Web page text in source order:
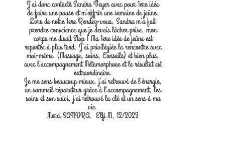
J’ai donc contacté Sandra Veyer avec pour 1ere idée
de faire une pause et m’offrir une semaine de jeûne.
Lors de notre 1ere Rendez-vous, Sandra m’a fait
prendre conscience que je devais lâcher prise, mon
corps me disait Stop ! Ma 1ere idée de jeûne est
reportée à plus tard. J’ai privilégiée la rencontre avec
moi-même. (Massage, soins, Conseils) et bien plus,
avec l’accompagnement Métamorphose et le résultat est
extraordinaire.
Je me sens beaucoup mieux, j’ai retrouvé de l’énergie,
un sommeil réparateur grâce à l’accompagnement, les
soins et son suivi, j’ai retrouvé la clé et un sens à ma
vie.
Merci SANDRA. Elfi M. 12/2023